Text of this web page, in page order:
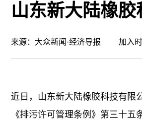
山东新大陆橡
来源：大众新闻·经济导报 加入
近日，山东新大陆橡胶科技有限
《排污许可管理条例》第三十